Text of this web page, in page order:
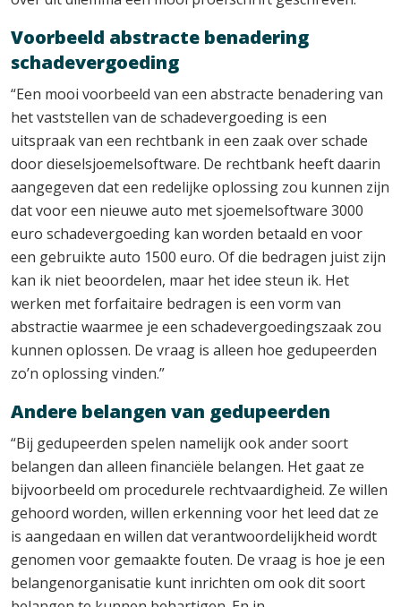
Voorbeeld abstracte benadering
schadevergoeding
“Een mooi voorbeeld van een abstracte benadering van
het vaststellen van de schadevergoeding is een
uitspraak van een rechtbank in een zaak over schade
door dieselsjoemelsoftware. De rechtbank heeft daarin
aangegeven dat een redelijke oplossing zou kunnen zijn
dat voor een nieuwe auto met sjoemelsoftware 3000
euro schadevergoeding kan worden betaald en voor
een gebruikte auto 1500 euro. Of die bedragen juist zijn
kan ik niet beoordelen, maar het idee steun ik. Het
werken met forfaitaire bedragen is een vorm van
abstractie waarmee je een schadevergoedingszaak zou
kunnen oplossen. De vraag is alleen hoe gedupeerden
zo’n oplossing vinden.”
Andere belangen van gedupeerden
“Bij gedupeerden spelen namelijk ook ander soort
belangen dan alleen financiële belangen. Het gaat ze
bijvoorbeeld om procedurele rechtvaardigheid. Ze willen
gehoord worden, willen erkenning voor het leed dat ze
is aangedaan en willen dat verantwoordelijkheid wordt
genomen voor gemaakte fouten. De vraag is hoe je een
belangenorganisatie kunt inrichten om ook dit soort